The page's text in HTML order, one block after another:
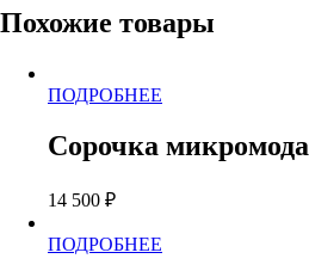
Похожие товары
ПОДРОБНЕЕ
несколько
Сорочка
14 500 ₽
ПОДРОБНЕЕ